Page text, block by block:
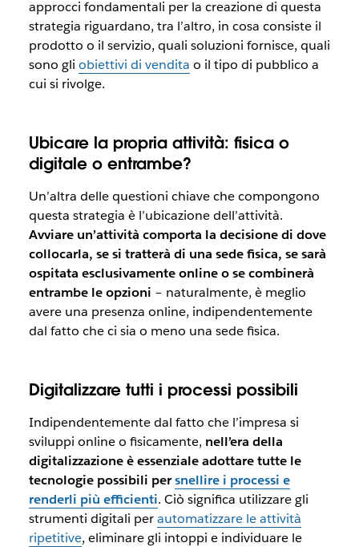
approcci fondamentali per la creazione di questa
strategia riguardano, tra l’altro, in cosa consiste il
prodotto o il servizio, quali soluzioni fornisce, quali
sono gli obiettivi di vendita o il tipo di pubblico a
cui si rivolge.
Ubicare la propria attività: fisica o
digitale o entrambe?
Un’altra delle questioni chiave che compongono
questa strategia è l’ubicazione dell’attività.
Avviare un’attività comporta la decisione di dove
collocarla, se si tratterà di una sede fisica, se sarà
ospitata esclusivamente online o se combinerà
entrambe le opzioni – naturalmente, è meglio
avere una presenza online, indipendentemente
dal fatto che ci sia o meno una sede fisica.
Digitalizzare tutti i processi possibili
Indipendentemente dal fatto che l’impresa si
sviluppi online o fisicamente, nell’era della
digitalizzazione è essenziale adottare tutte le
tecnologie possibili persnellire i processi e
renderli più efficienti. Ciò significa utilizzare gli
strumenti digitali perautomatizzare le attività
ripetitive, eliminare gli intoppi e individuare le